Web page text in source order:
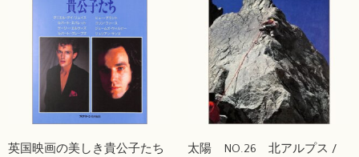
英国映画の美しき貴公子たち
太陽 NO.26 北アルプス /